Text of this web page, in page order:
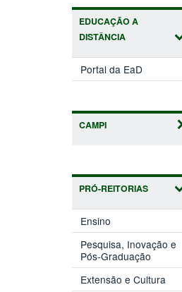
EDUCAÇÃO A
DISTÂNCIA
Portal da EaD
CAMPI
PRÓ-REITORIAS
Ensino
em
nova
janela)
Pesquisa, Inovação e
Pós-Graduação (abre
em
nova
Extensão e Cultura